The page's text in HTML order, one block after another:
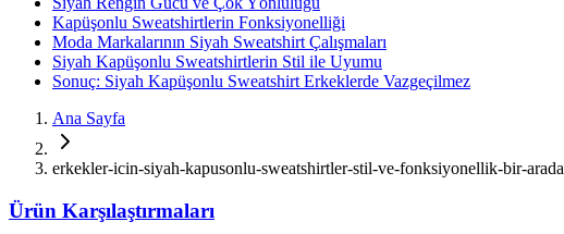
Kapüşonlu Sweatshirtlerin Fonksiyonelliği
Moda Markalarının Siyah Sweatshirt Çalışmaları
Siyah Kapüşonlu Sweatshirtlerin Stil ile Uyumu
Sonuç: Siyah Kapüşonlu Sweatshirt Erkeklerde Vazgeçilmez
Ana Sayfa
erkekler-icin-siyah-kapusonlu-sweatshirtler-stil-ve-fonksiyonellik-bir-arada
Ürün Karşılaştırmaları